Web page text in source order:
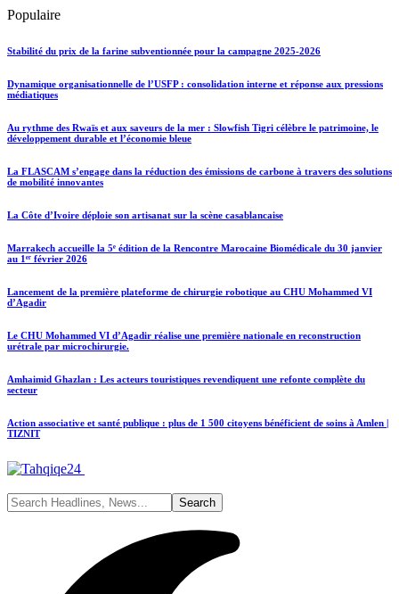
Populaire
Stabilité du prix de la farine subventionnée pour la campagne 2025-2026
Dynamique organisationnelle de l’USFP : consolidation interne et réponse aux pressions
médiatiques
Au rythme des Rwaïs et aux saveurs de la mer : Slowfish Tigri célèbre le patrimoine, le
développement durable et l’économie bleue
La FLASCAM s’engage dans la réduction des émissions de carbone à travers des solutions
de mobilité innovantes
La Côte d’Ivoire déploie son artisanat sur la scène casablancaise
Marrakech accueille la 5ᵉ édition de la Rencontre Marocaine Biomédicale du 30 janvier
au 1ᵉʳ février 2026
Lancement de la première plateforme de chirurgie robotique au CHU Mohammed VI
d’Agadir
Le CHU Mohammed VI d’Agadir réalise une première nationale en reconstruction
urétrale par microchirurgie.
Amhaimid Ghazlan : Les acteurs touristiques revendiquent une refonte complète du
secteur
Action associative et santé publique : plus de 1 500 citoyens bénéficient de soins à Amlen |
TIZNIT